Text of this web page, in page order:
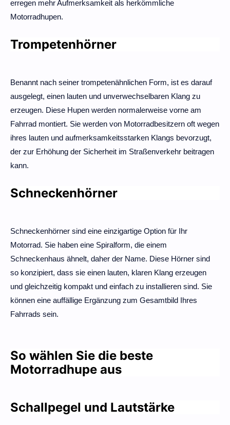
erregen mehr Aufmerksamkeit als herkömmliche
Motorradhupen.
Trompetenhörner
Benannt nach seiner trompetenähnlichen Form, ist es darauf
ausgelegt, einen lauten und unverwechselbaren Klang zu
erzeugen. Diese Hupen werden normalerweise vorne am
Fahrrad montiert. Sie werden von Motorradbesitzern oft wegen
ihres lauten und aufmerksamkeitsstarken Klangs bevorzugt,
der zur Erhöhung der Sicherheit im Straßenverkehr beitragen
kann.
Schneckenhörner
Schneckenhörner sind eine einzigartige Option für Ihr
Motorrad. Sie haben eine Spiralform, die einem
Schneckenhaus ähnelt, daher der Name. Diese Hörner sind
so konzipiert, dass sie einen lauten, klaren Klang erzeugen
und gleichzeitig kompakt und einfach zu installieren sind. Sie
können eine auffällige Ergänzung zum Gesamtbild Ihres
Fahrrads sein.
So wählen Sie die beste
Motorradhupe aus
Schallpegel und Lautstärke